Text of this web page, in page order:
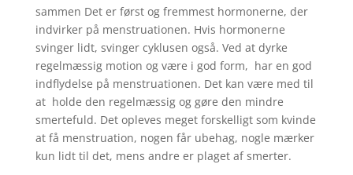
sammen Det er først og fremmest hormonerne, der
indvirker på menstruationen. Hvis hormonerne
svinger lidt, svinger cyklusen også. Ved at dyrke
regelmæssig motion og være i god form, har en god
indflydelse på menstruationen. Det kan være med til
at holde den regelmæssig og gøre den mindre
smertefuld. Det opleves meget forskelligt som kvinde
at få menstruation, nogen får ubehag, nogle mærker
kun lidt til det, mens andre er plaget af smerter.